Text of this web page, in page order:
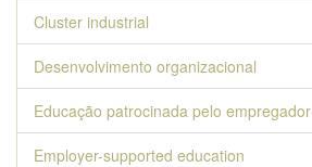
Cluster industrial
Desenvolvimento organizacional
Educação patrocinada pelo empregador
Employer-supported education